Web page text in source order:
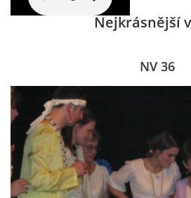
O NÁS
CO NOVÉHO ZKOUŠÍME
KDY, KDE A CO HRAJEME
HRY OD ROKU 1973
Nejkrásnější
NV 36